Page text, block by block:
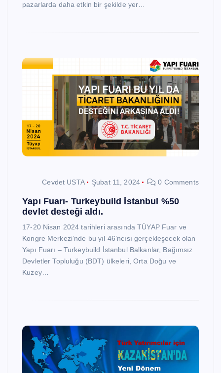
pazarlarda daha etkin bir şekilde yer…
Cevdet USTA Şubat 11, 2024 0 Comments
Yapı Fuarı- Turkeybuild İstanbul %50
devlet desteği aldı.
17-20 Nisan 2024 tarihleri arasında TÜYAP Fuar ve
Kongre Merkezi’nde bu yıl 46’ncısı gerçekleşecek olan
Yapı Fuarı – Turkeybuild İstanbul Balkanlar, Bağımsız
Devletler Topluluğu (BDT) ülkeleri, Orta Doğu ve
Kuzey…